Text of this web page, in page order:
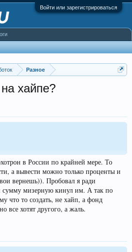
Войти или зарегистрироваться
Разное
хайпе?
в России по крайней мере. То
а вывести можно только проценты и
вернешь)). Пробовал я ради
сумму мизерную кинул им. А так по
что то создать, не хайп, а фонд
все хотят другого, а жаль.